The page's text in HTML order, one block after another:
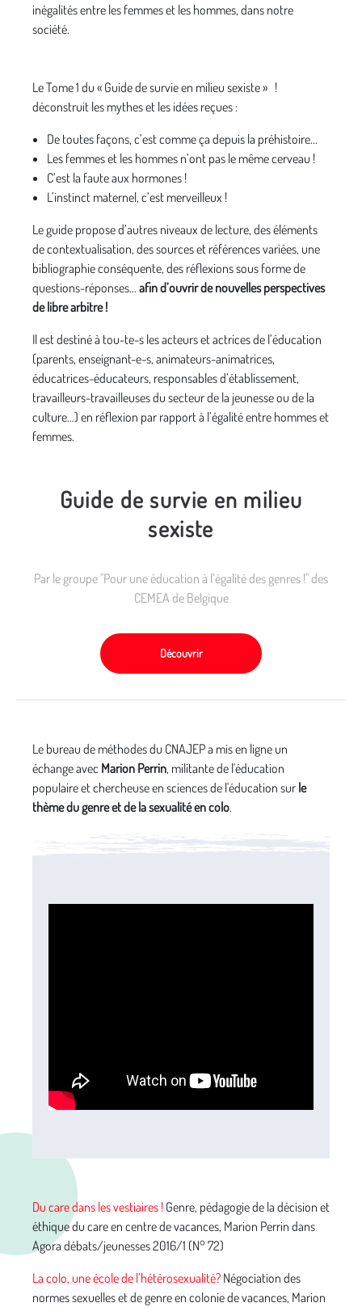
inégalités entre les femmes et les hommes, dans notre
société.
Le Tome 1 du « Guide de survie en milieu sexiste » !
déconstruit les mythes et les idées reçues :
De toutes façons, c’est comme ça depuis la préhistoire...
Les femmes et les hommes n’ont pas le même cerveau !
C’est la faute aux hormones !
L’instinct maternel, c’est merveilleux !
Le guide propose d’autres niveaux de lecture, des éléments
de contextualisation, des sources et références variées, une
bibliographie conséquente, des réflexions sous forme de
questions-réponses... afin d’ouvrir de nouvelles perspectives
de libre arbitre !
Il est destiné à tou-te-s les acteurs et actrices de l’éducation
(parents, enseignant-e-s, animateurs-animatrices,
éducatrices-éducateurs, responsables d’établissement,
travailleurs-travailleuses du secteur de la jeunesse ou de la
culture…) en réflexion par rapport à l’égalité entre hommes et
femmes.
Guide de survie en milieu
sexiste
Par le groupe "Pour une éducation à l’égalité des genres !" des
CEMEA de Belgique
Découvrir
Le bureau de méthodes du CNAJEP a mis en ligne un
échange avec Marion Perrin, militante de l'éducation
populaire et chercheuse en sciences de l'éducation sur le
thème du genre et de la sexualité en colo.
Du care dans les vestiaires ! Genre, pédagogie de la décision et
éthique du care en centre de vacances, Marion Perrin dans
Agora débats/jeunesses 2016/1 (N° 72)
La colo, une école de l’hétérosexualité? Négociation des
normes sexuelles et de genre en colonie de vacances, Marion